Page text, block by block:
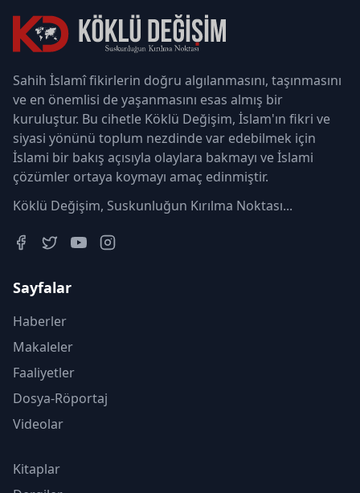
Sahih İslamî fikirlerin doğru algılanmasını, taşınmasını
ve en önemlisi de yaşanmasını esas almış bir
kuruluştur. Bu cihetle Köklü Değişim, İslam'ın fikri ve
siyasi yönünü toplum nezdinde var edebilmek için
İslami bir bakış açısıyla olaylara bakmayı ve İslami
çözümler ortaya koymayı amaç edinmiştir.
Köklü Değişim, Suskunluğun Kırılma Noktası...
Sayfalar
Haberler
Makaleler
Faaliyetler
Dosya-Röportaj
Videolar
Kitaplar